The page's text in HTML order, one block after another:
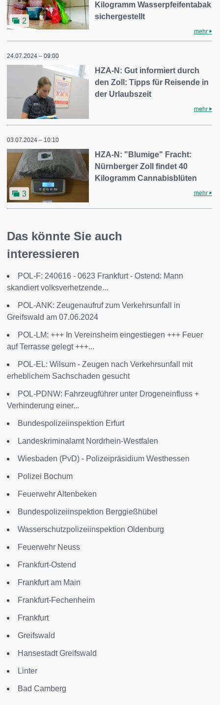
2
Kilogramm Wasserpfeifentabak
sichergestellt
mehr
24.07.2024 – 09:00
HZA-N: Gut informiert durch
den Zoll: Tipps für Reisende in
der Urlaubszeit
mehr
03.07.2024 – 10:10
3
HZA-N: "Blumige" Fracht:
Nürnberger Zoll findet 40
Kilogramm Cannabisblüten
mehr
Das könnte Sie auch
interessieren
POL-F: 240616 - 0623 Frankfurt - Ostend: Mann
skandiert volksverhetzende...
POL-ANK: Zeugenaufruf zum Verkehrsunfall in
Greifswald am 07.06.2024
POL-LM: +++ In Vereinsheim eingestiegen +++ Feuer
auf Terrasse gelegt +++...
POL-EL: Wilsum - Zeugen nach Verkehrsunfall mit
erheblichem Sachschaden gesucht
POL-PDNW: Fahrzeugführer unter Drogeneinfluss +
Verhinderung einer...
Bundespolizeiinspektion Erfurt
Landeskriminalamt Nordrhein-Westfalen
Wiesbaden (PvD) - Polizeipräsidium Westhessen
Polizei Bochum
Feuerwehr Altenbeken
Bundespolizeiinspektion Berggießhübel
Wasserschutzpolizeiinspektion Oldenburg
Feuerwehr Neuss
Frankfurt-Ostend
Frankfurt am Main
Frankfurt-Fechenheim
Frankfurt
Greifswald
Hansestadt Greifswald
Linter
Bad Camberg